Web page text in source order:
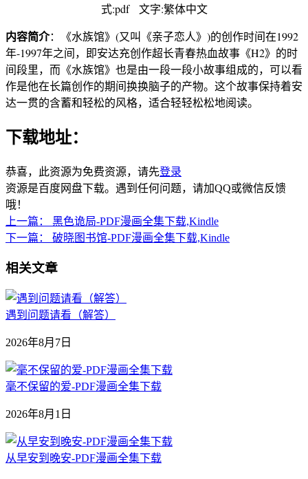
式:pdf 文字:繁体中文
内容简介：《水族馆》(又叫《亲子恋人》)的创作时间在1992
年-1997年之间，即安达充创作超长青春热血故事《H2》的时
间段里，而《水族馆》也是由一段一段小故事组成的，可以看
作是他在长篇创作的期间换换脑子的产物。这个故事保持着安
达一贯的含蓄和轻松的风格，适合轻轻松松地阅读。
下载地址：
恭喜，此资源为免费资源，请先登录
资源是百度网盘下载。遇到任何问题，请加QQ或微信反馈
哦！
上一篇：
黑色诡局-PDF漫画全集下载,Kindle
下一篇：
破晓图书馆-PDF漫画全集下载,Kindle
相关文章
遇到问题请看（解答）
2026年8月7日
毫不保留的爱-PDF漫画全集下载
2026年8月1日
从早安到晚安-PDF漫画全集下载